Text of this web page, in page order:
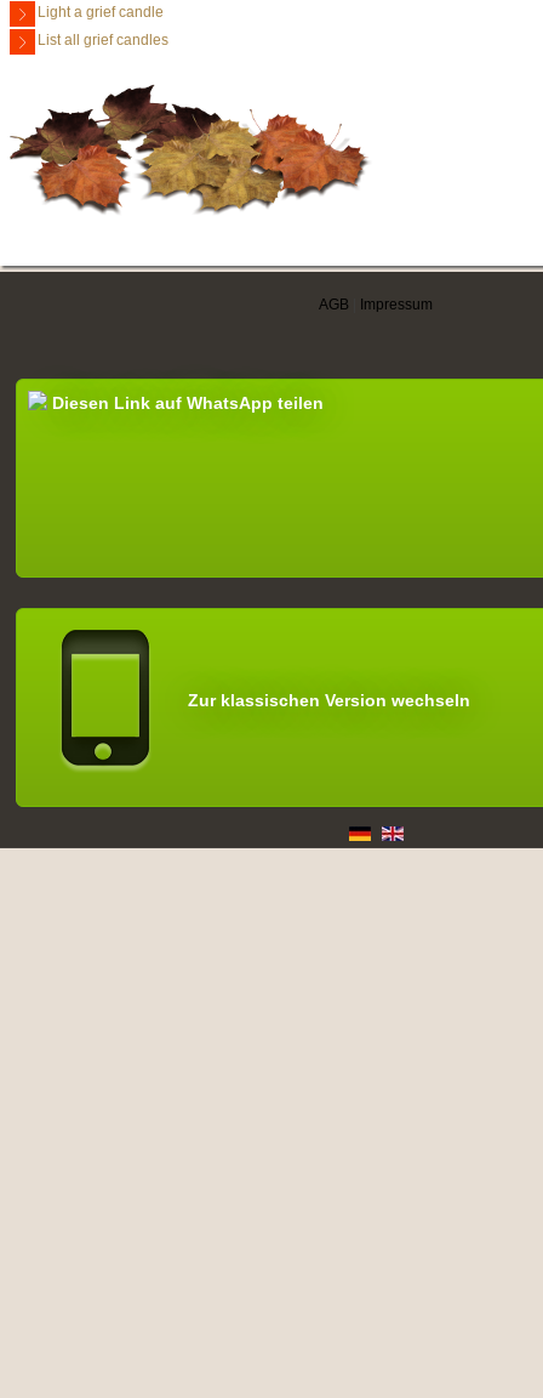
Light a grief candle
List all grief candles
AGB Impressum
Diesen Link auf WhatsApp teilen
Zur klassischen Version wechseln